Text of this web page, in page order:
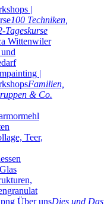
|
100 Techniken,
Tageskurse
Wittenwiler
|
Familien,
& Co.
Teer,
Über unsDies und Das